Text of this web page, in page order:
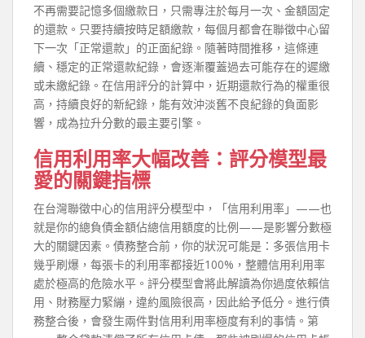
不再需要記憶多個繳款日，只需專注於每月一次、金額固定
的還款。只要持續按時足額繳款，每個月都會在聯徵中心留
下一次「正常還款」的正面紀錄。隨著時間推移，這條連
續、穩定的正常還款紀錄，會逐漸覆蓋過去可能存在的遲繳
或未繳紀錄。在信用評分的計算中，近期還款行為的權重很
高，持續良好的新紀錄，能有效沖淡舊不良紀錄的負面影
響，成為拉升分數的最主要引擎。
信用利用率大幅改善：評分模型最
愛的關鍵指標
在台灣聯徵中心的信用評分模型中，「信用利用率」——也
就是你的總負債金額佔總信用額度的比例——是影響分數極
大的關鍵因素。債務整合前，你的狀況可能是：多張信用卡
幾乎刷爆，每張卡的利用率都接近100%，整體信用利用率
處於極高的危險水平。評分模型會將此解讀為你過度依賴信
用、財務壓力緊繃，違約風險很高，因此給予低分。進行債
務整合後，會發生兩件對信用利用率極度有利的事情。第